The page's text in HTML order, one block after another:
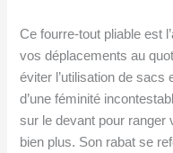
Ce fourre-tout pliable est
vos déplacements au
éviter l’utilisation de
d’une féminité
sur le devant pour ranger
bien plus. Son rabat se